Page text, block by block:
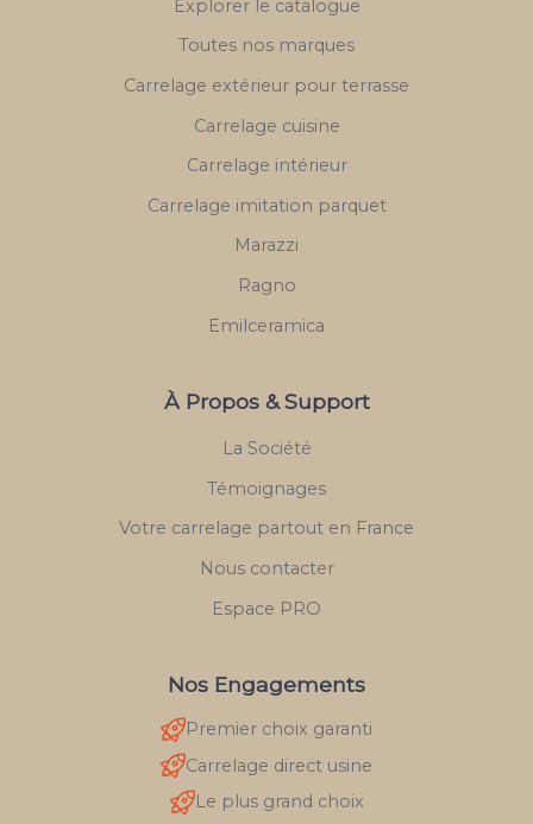
Explorer le catalogue
Toutes nos marques
Carrelage extérieur pour terrasse
Carrelage cuisine
Carrelage intérieur
Carrelage imitation parquet
Marazzi
Ragno
Emilceramica
À Propos & Support
La Société
Témoignages
Votre carrelage partout en France
Nous contacter
Espace PRO
Nos Engagements
Premier choix garanti
Carrelage direct usine
Le plus grand choix